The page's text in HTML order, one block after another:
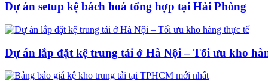
Dự án setup kệ bách hoá tổng hợp tại Hải Phòng
Dự án lắp đặt kệ trung tải ở Hà Nội – Tối ưu kho